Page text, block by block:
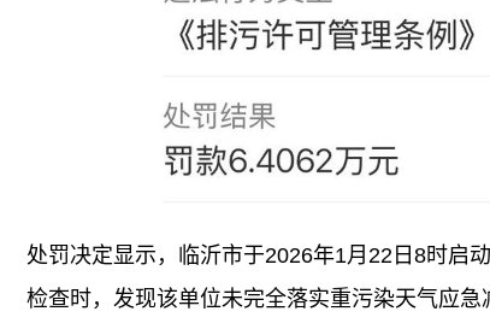
处罚决定显示，临沂市于2026年1月22日8时启
检查时，发现该单位未完全落实重污染天气应